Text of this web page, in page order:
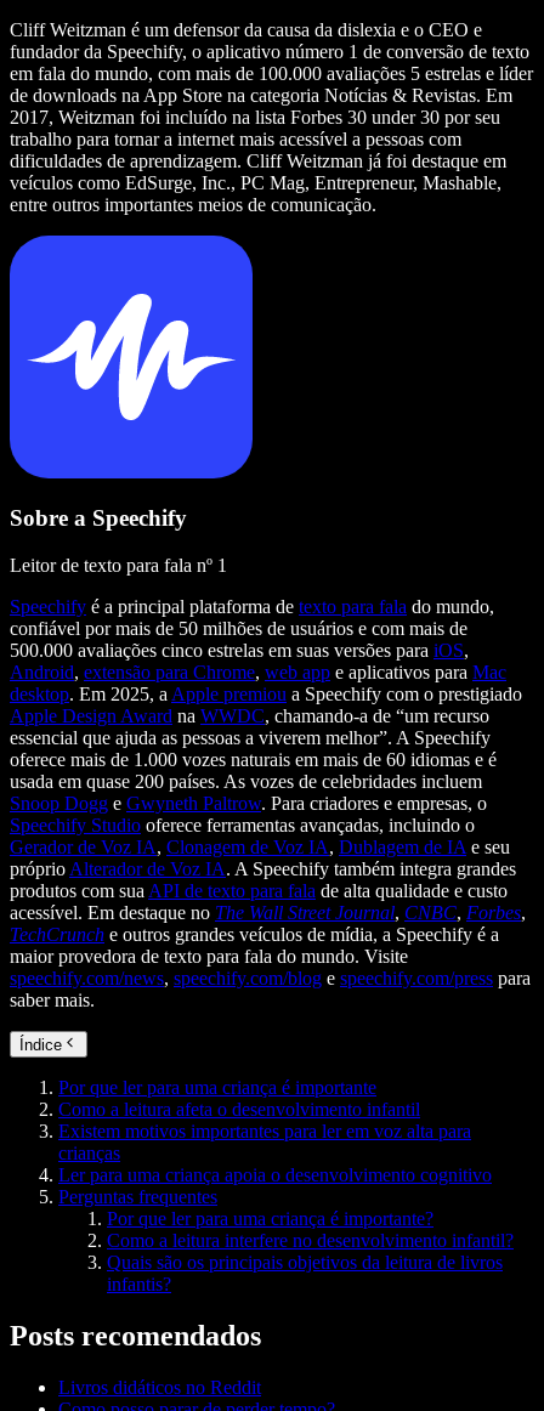
Cliff Weitzman é um defensor da causa da dislexia e o CEO e
fundador da Speechify, o aplicativo número 1 de conversão de texto
em fala do mundo, com mais de 100.000 avaliações 5 estrelas e líder
de downloads na App Store na categoria Notícias & Revistas. Em
2017, Weitzman foi incluído na lista Forbes 30 under 30 por seu
trabalho para tornar a internet mais acessível a pessoas com
dificuldades de aprendizagem. Cliff Weitzman já foi destaque em
veículos como EdSurge, Inc., PC Mag, Entrepreneur, Mashable,
entre outros importantes meios de comunicação.
Sobre a Speechify
Leitor de texto para fala nº 1
Speechify é a principal plataforma de texto para fala do mundo,
confiável por mais de 50 milhões de usuários e com mais de
500.000 avaliações cinco estrelas em suas versões para iOS,
Android, extensão para Chrome, web app e aplicativos para Mac
desktop. Em 2025, a Apple premiou a Speechify com o prestigiado
Apple Design Award na WWDC, chamando-a de “um recurso
essencial que ajuda as pessoas a viverem melhor”. A Speechify
oferece mais de 1.000 vozes naturais em mais de 60 idiomas e é
usada em quase 200 países. As vozes de celebridades incluem
Snoop Dogg e Gwyneth Paltrow. Para criadores e empresas, o
Speechify Studio oferece ferramentas avançadas, incluindo o
Gerador de Voz IA, Clonagem de Voz IA, Dublagem de IA e seu
próprio Alterador de Voz IA. A Speechify também integra grandes
produtos com sua API de texto para fala de alta qualidade e custo
acessível. Em destaque no The Wall Street Journal, CNBC, Forbes,
TechCrunch e outros grandes veículos de mídia, a Speechify é a
maior provedora de texto para fala do mundo. Visite
speechify.com/news, speechify.com/blog e speechify.com/press para
saber mais.
Índice
Por que ler para uma criança é importante
Como a leitura afeta o desenvolvimento infantil
Existem motivos importantes para ler em voz alta para
crianças
Ler para uma criança apoia o desenvolvimento cognitivo
Perguntas frequentes
Por que ler para uma criança é importante?
Como a leitura interfere no desenvolvimento infantil?
Quais são os principais objetivos da leitura de livros
infantis?
Posts recomendados
Livros didáticos no Reddit